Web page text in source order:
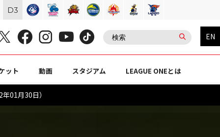
EN
ット 動画 スタジアム LEAGUE ONEとは
01月30日）
D3